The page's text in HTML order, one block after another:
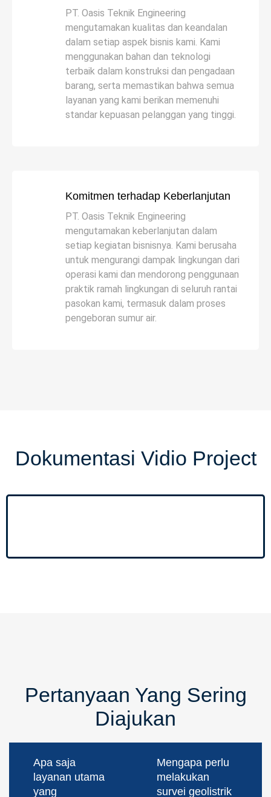
PT. Oasis Teknik Engineering
mengutamakan kualitas dan keandalan
dalam setiap aspek bisnis kami. Kami
menggunakan bahan dan teknologi
terbaik dalam konstruksi dan pengadaan
barang, serta memastikan bahwa semua
layanan yang kami berikan memenuhi
standar kepuasan pelanggan yang tinggi.
Komitmen terhadap Keberlanjutan
PT. Oasis Teknik Engineering
mengutamakan keberlanjutan dalam
setiap kegiatan bisnisnya. Kami berusaha
untuk mengurangi dampak lingkungan dari
operasi kami dan mendorong penggunaan
praktik ramah lingkungan di seluruh rantai
pasokan kami, termasuk dalam proses
pengeboran sumur air.
Dokumentasi Vidio Project
Pertanyaan Yang Sering
Diajukan
Apa saja
layanan utama
yang
Mengapa perlu
melakukan
survei geolistrik